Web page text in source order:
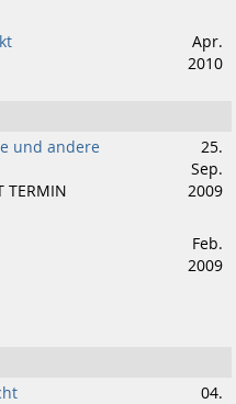
Apr.
2010
und andere
TERMIN
25.
Sep.
2009
Feb.
2009
04.